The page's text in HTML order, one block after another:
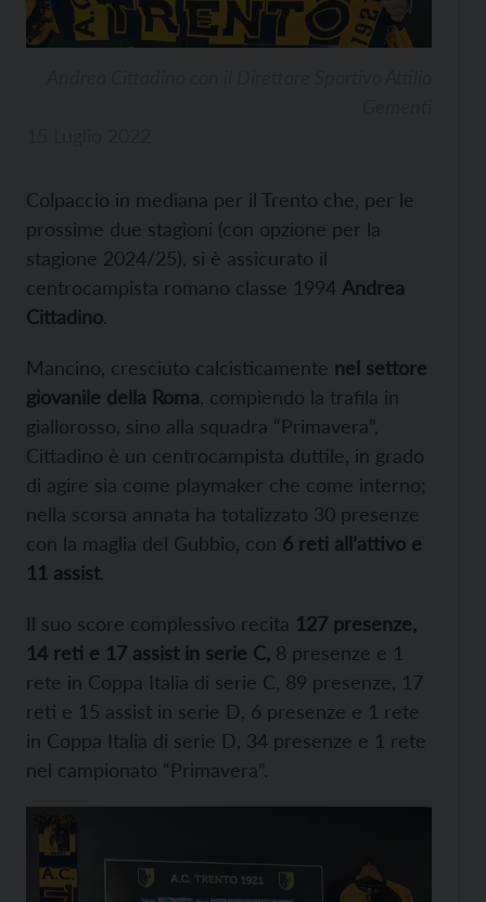
Colpaccio in mediana per il Trento che, per le
prossime due stagioni (con opzione per la
stagione 2024/25), si è assicurato il
centrocampista romano classe 1994 Andrea
Cittadino.
Mancino, cresciuto calcisticamente nel settore
giovanile della Roma , compiendo la trafila in
giallorosso, sino alla squadra “Primavera”,
Cittadino è un centrocampista duttile, in grado
di agire sia come playmaker che come interno;
nella scorsa annata ha totalizzato 30 presenze
con la maglia del Gubbio, con 6 reti all’attivo e
11 assist.
Il suo score complessivo recita 127 presenze,
14 reti e 17 assist in serie C, 8 presenze e 1
rete in Coppa Italia di serie C, 89 presenze, 17
reti e 15 assist in serie D, 6 presenze e 1 rete
in Coppa Italia di serie D, 34 presenze e 1 rete
nel campionato “Primavera”.